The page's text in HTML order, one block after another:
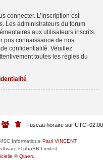
connecter. L’inscription est
Les administrateurs du forum
aux utilisateurs inscrits.
pris connaissance de nos
confidentialité. Veuillez
toutes les règles du
Fuseau horaire sur UTC+02:00
Informatique Paul VINCENT
© phpBB Limited
©Qiaeru